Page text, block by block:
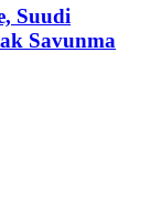
Suudi
Savunma